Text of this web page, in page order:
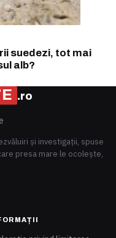
suedezi, tot mai
alb?
.ro
și investigații, spuse
presa mare le ocolește,